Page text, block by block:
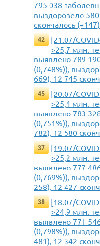
795 038
выздоровело
скончалось (+147)
42
[21.07/
>25,7 млн.
выявлено 789
(0,748%)),
669), 12 745
45
[20.07/
>25,4 млн.
выявлено 783
(0,751%)),
782), 12 580
37
[19.07/
>25,2 млн.
выявлено 777
(0,769%)),
258), 12 427
38
[18.07/
>24,9 млн.
выявлено 771
(0,798%)),
481), 12 342